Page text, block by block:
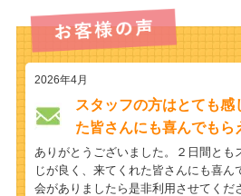
2026年4月
スタッフの方はとても感
た皆さんにも喜んでもら
ありがとうございました。２日間とも
じが良く、来てくれた皆さんにも喜
会がありましたら是非利用させてくだ